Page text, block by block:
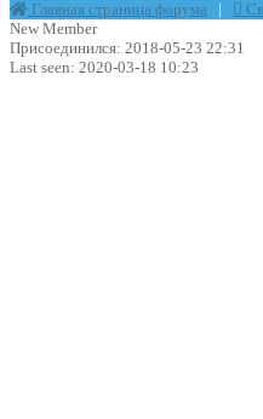
Главная страница форума |
New Member
Присоединился: 2018-05-23 22:31
Last seen: 2020-03-18 10:23